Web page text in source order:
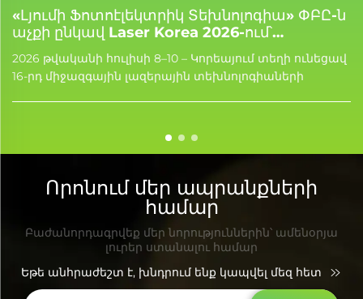
«Լյումի Ֆոտոէլեկտրիկ Տեխնոլոգիա» ՓԲԸ-ն
աչքի ընկավ Laser Korea 2026-ում՝
արագացնելով օտարերկրյա ընդլայնումը
2026 թվականի հուլիսի 8–10 – Կորեայում տեղի ունեցավ
16-րդ միջազգային լազերային տեխնոլոգիաների
Որոնում մեր ապրանքների
համար
Բաժանորդագրվեք մեր նորություններին՝ ամենօրյա
լուրեր ստանալու համար
Եթե անհրաժեշտ է, խնդրում ենք կապվել մեզ հետ